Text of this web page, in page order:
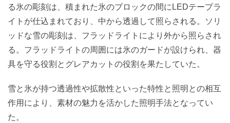
る氷の彫刻は、積まれた氷のブロックの間にLEDテープラ
イトが仕込まれており、中から透過して照らされる。ソリ
ッドな雪の彫刻は、フラッドライトにより外から照らされ
る。フラッドライトの周囲には氷のガードが設けられ、器
具を守る役割とグレアカットの役割を果たしていた。
雪と氷が持つ透過性や拡散性といった特性と照明との相互
作用により、素材の魅力を活かした照明手法となってい
た。